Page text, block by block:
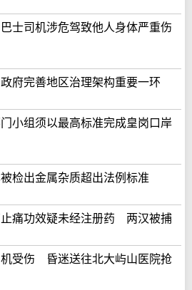
士司机涉危驾致他人身体严重伤
府完善地区治理架构重要一环
小组须以最高标准完成皇岗口岸
检出金属杂质超出法例标准
痛功效疑未经注册药 两汉被捕
受伤 昏迷送往北大屿山医院抢